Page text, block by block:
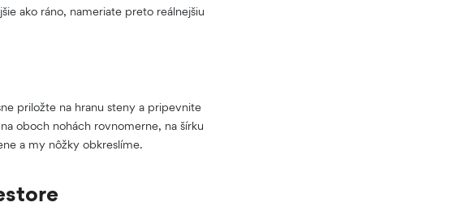
ako ráno, nameriate preto reálnejšiu
priložte na hranu steny a pripevnite
oboch nohách rovnomerne, na šírku
a my nôžky obkreslíme.